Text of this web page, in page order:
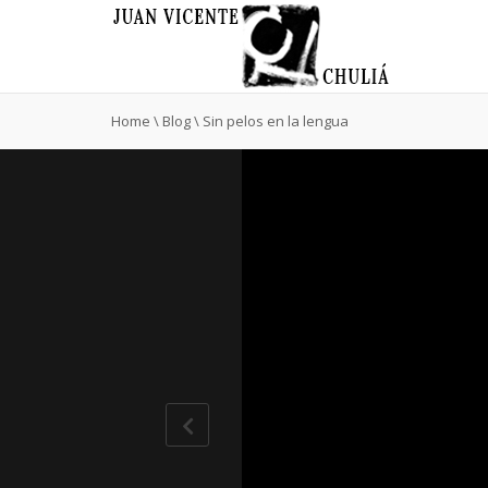
Home \ Blog\ Sin pelos en la lengua